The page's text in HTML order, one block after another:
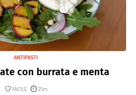
ANTIPASTI
con burrata e menta
FACILE 25m